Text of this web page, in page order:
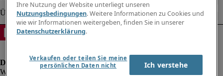
Ihre Nutzung der Website unterliegt unseren
Nutzungsbedingungen. Weitere Informationen zu Cookies und
wie wir Informationen weitergeben, finden Sie in unserer
Datenschutzerklärung.
Verkaufen oder teilen Sie meine
persönlichen Daten nicht
Ich verstehe